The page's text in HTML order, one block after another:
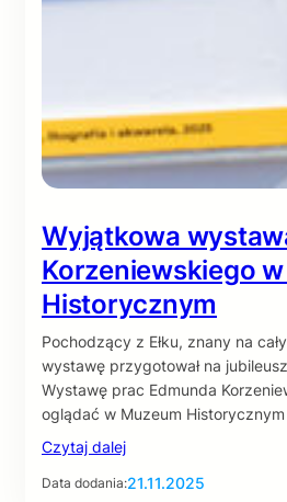
Wyjątkowa
Korzeniewskiego
Historycznym
Pochodzący z Ełku, znany na
wystawę przygotował na
Wystawę prac Edmunda
oglądać w Muzeum Historycznym
Czytaj dalej
Data dodania:21.11.2025